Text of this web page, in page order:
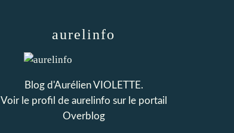
aurelinfo
Blog d'Aurélien VIOLETTE.
Voir le profil de aurelinfo sur le portail
Overblog